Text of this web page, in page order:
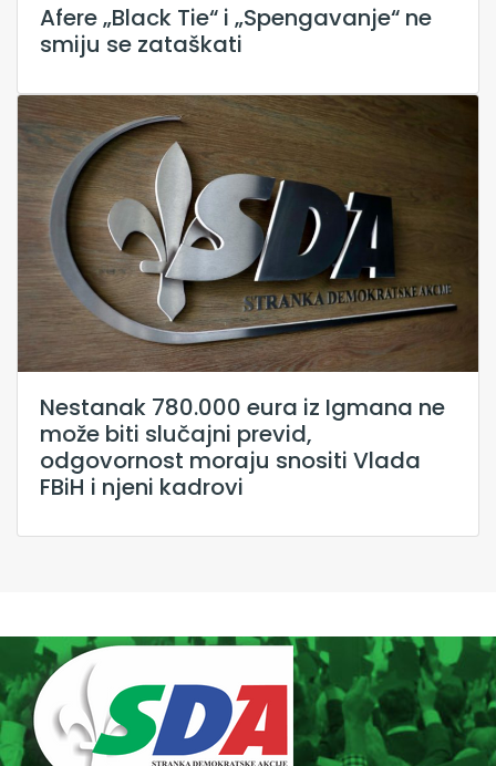
Afere „Black Tie“ i „Spengavanje“ ne
smiju se zataškati
Nestanak 780.000 eura iz Igmana ne
može biti slučajni previd,
odgovornost moraju snositi Vlada
FBiH i njeni kadrovi